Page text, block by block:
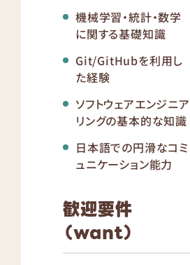
機械学習・統計・数学
に関する基礎知識
Git/GitHubを利用し
た経験
ソフトウェアエンジニア
リングの基本的な知識
日本語での円滑なコミ
ュニケーション能力
歓迎要件
（want）